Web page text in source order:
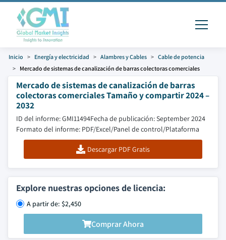
Inicio Energía y electricidad Alambres y Cables
Cable de potencia
Mercado de sistemas de canalización de barras colectoras comerciales
Mercado de sistemas de canalización de barras
colectoras comerciales Tamaño y compartir 2024 –
2032
ID del informe: GMI11494Fecha de publicación: September 2024
Formato del informe: PDF/Excel/Panel de control/Plataforma
Descargar PDF Gratis
Explore nuestras opciones de licencia:
A partir de: $2,450
Comprar Ahora